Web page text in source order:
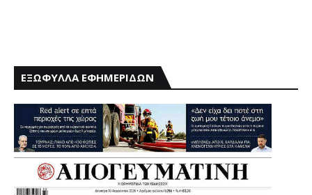
ΕΞΩΦΥΛΛΑ ΕΦΗΜΕΡΙΔΩΝ